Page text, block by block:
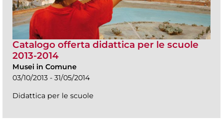
Catalogo offerta didattica per le scuole
2013-2014
Musei in Comune
03/10/2013 - 31/05/2014
Didattica per le scuole